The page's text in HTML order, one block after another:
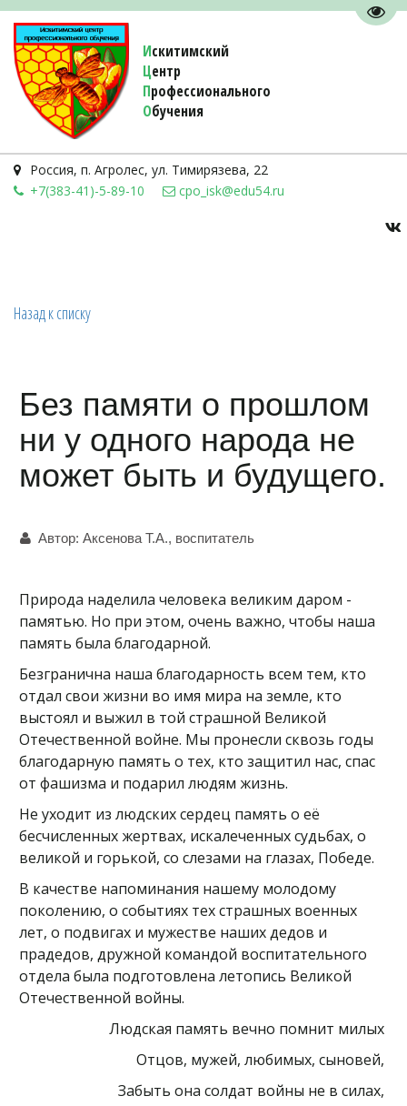
Искитимский
Центр
Профессионального
Обучения
Россия, п. Агролес, ул. Тимирязева, 22
+7(383-41)-5-89-10
cpo_isk@edu54.ru
Назад к списку
Без памяти о прошлом
ни у одного народа не
может быть и будущего.
Автор: Аксенова Т.А., воспитатель
Природа наделила человека великим даром -
памятью. Но при этом, очень важно, чтобы наша
память была благодарной.
Безгранична наша благодарность всем тем, кто
отдал свои жизни во имя мира на земле, кто
выстоял и выжил в той страшной Великой
Отечественной войне. Мы пронесли сквозь годы
благодарную память о тех, кто защитил нас, спас
от фашизма и подарил людям жизнь.
Не уходит из людских сердец память о её
бесчисленных жертвах, искалеченных судьбах, о
великой и горькой, со слезами на глазах, Победе.
В качестве напоминания нашему молодому
поколению, о событиях тех страшных военных
лет, о подвигах и мужестве наших дедов и
прадедов, дружной командой воспитательного
отдела была подготовлена летопись Великой
Отечественной войны.
Людская память вечно помнит милых
Отцов, мужей, любимых, сыновей,
Забыть она солдат войны не в силах,